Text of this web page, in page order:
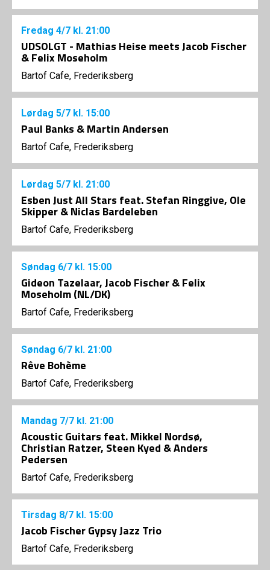
Fredag 4/7 kl. 21:00
UDSOLGT - Mathias Heise meets Jacob Fischer
& Felix Moseholm
Bartof Cafe, Frederiksberg
Lørdag 5/7 kl. 15:00
Paul Banks & Martin Andersen
Bartof Cafe, Frederiksberg
Lørdag 5/7 kl. 21:00
Esben Just All Stars feat. Stefan Ringgive, Ole
Skipper & Niclas Bardeleben
Bartof Cafe, Frederiksberg
Søndag 6/7 kl. 15:00
Gideon Tazelaar, Jacob Fischer & Felix
Moseholm (NL/DK)
Bartof Cafe, Frederiksberg
Søndag 6/7 kl. 21:00
Rêve Bohème
Bartof Cafe, Frederiksberg
Mandag 7/7 kl. 21:00
Acoustic Guitars feat. Mikkel Nordsø,
Christian Ratzer, Steen Kyed & Anders
Pedersen
Bartof Cafe, Frederiksberg
Tirsdag 8/7 kl. 15:00
Jacob Fischer Gypsy Jazz Trio
Bartof Cafe, Frederiksberg